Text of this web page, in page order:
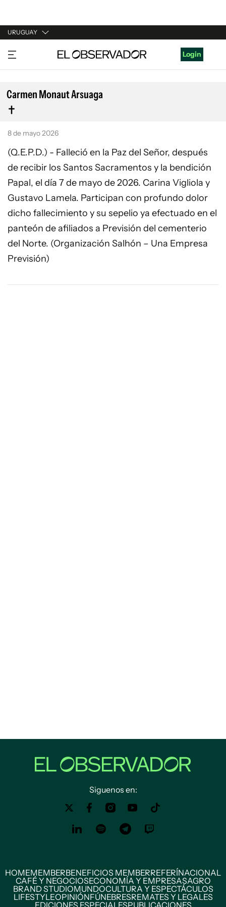
URUGUAY
URUGUAY
ARGENTINA
ESPAÑA
ESTADOS UNIDOS
Login
Carmen Monaut Arsuaga
8 de mayo 2026
(Q.E.P.D.) - Falleció en la Paz del Señor, después
de recibir los Santos Sacramentos y la bendición
Papal, el día 7 de mayo de 2026. Carina Vigliola y
Gustavo Lamela. Participan con profundo dolor
dicho fallecimiento y su sepelio ya efectuado en el
panteón de afiliados a Previsión del cementerio
del Norte. (Organización Salhón – Una Empresa
Previsión)
Siguenos en:
HOMEMEMBERBENEFICIOS MEMBERREFERÍNACIONAL
CAFÉ Y NEGOCIOSECONOMÍA Y EMPRESASAGRO
BRAND STUDIOMUNDOCULTURA Y ESPECTÁCULOS
LIFESTYLEOPINIÓNFÚNEBRESREMATES Y LEGALES
EDICIONES ESPECIALESPUBLICACIONES